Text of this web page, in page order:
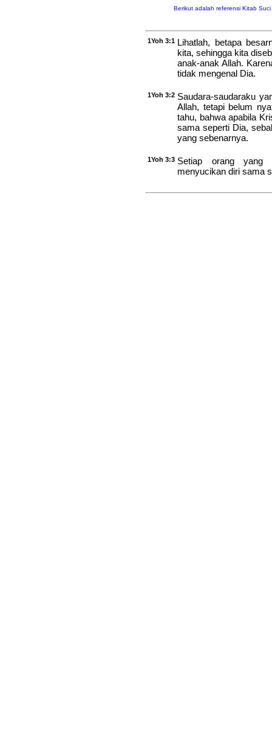
Berikut adalah referensi Kitab
1Yoh 3:1 Lihatlah, betapa
kita, sehingga kita
anak-anak Allah.
tidak mengenal Dia.
1Yoh 3:2 Saudara-saudaraku
Allah, tetapi belum
tahu, bahwa apabila
sama seperti Dia,
yang sebenarnya.
1Yoh 3:3 Setiap orang yang
menyucikan diri sama